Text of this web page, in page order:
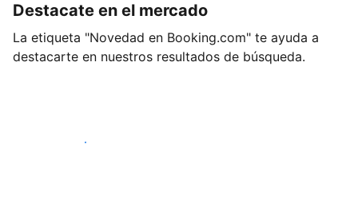
Destacate en el mercado
La etiqueta "Novedad en Booking.com" te ayuda a
destacarte en nuestros resultados de búsqueda.
Empezá hoy mismo